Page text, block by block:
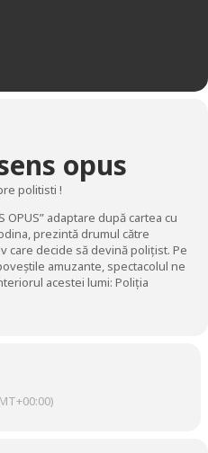
opus
politisti !
OPUS” adaptare după cartea cu
prezintă drumul către
care decide să devină polițist. Pe
amuzante, spectacolul ne
acestei lumi: Poliția